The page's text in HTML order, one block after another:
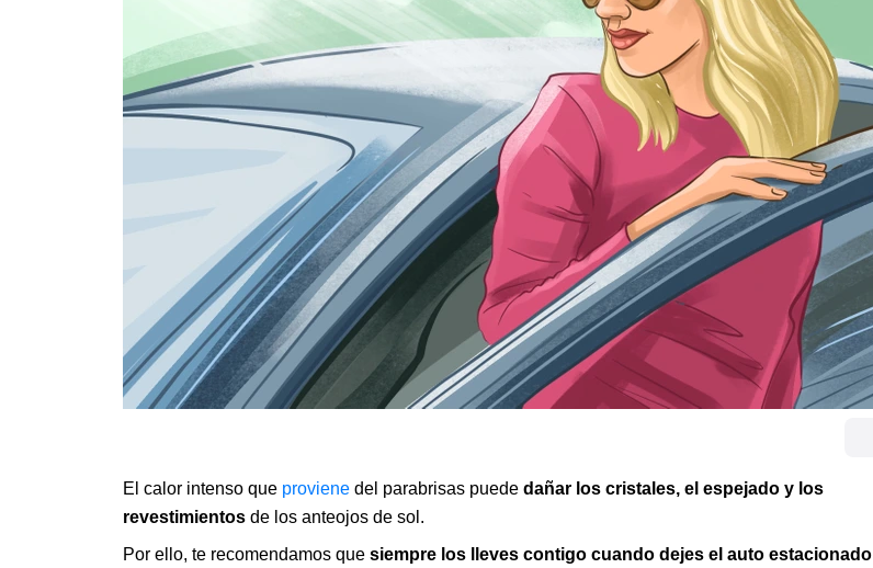
El calor intenso que proviene del parabrisas puede dañar los cristales, el espejado y los
revestimientos de los anteojos de sol.
Por ello, te recomendamos que siempre los lleves contigo cuando dejes el auto estacionado